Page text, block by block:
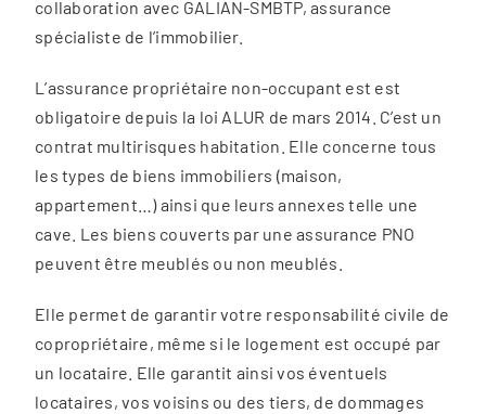
collaboration avec GALIAN-SMBTP, assurance
spécialiste de l’immobilier.
L’assurance propriétaire non-occupant est est
obligatoire depuis la loi ALUR de mars 2014. C’est un
contrat multirisques habitation. Elle concerne tous
les types de biens immobiliers (maison,
appartement…) ainsi que leurs annexes telle une
cave. Les biens couverts par une assurance PNO
peuvent être meublés ou non meublés.
Elle permet de garantir votre responsabilité civile de
copropriétaire, même si le logement est occupé par
un locataire. Elle garantit ainsi vos éventuels
locataires, vos voisins ou des tiers, de dommages